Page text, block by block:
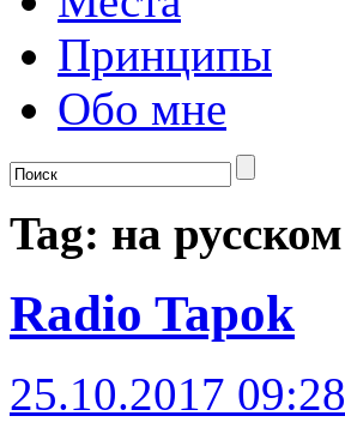
Принципы
Обо мне
Tag: на русском
Radio Tapok
25.10.2017 09:28